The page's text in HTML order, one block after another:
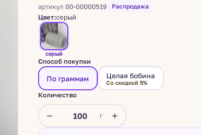
артикул 00-00000519 Распродажа
Цвет:серый
серый
Способ покупки
По граммам Целая бобина
Со скидкой 5%
Количество
г